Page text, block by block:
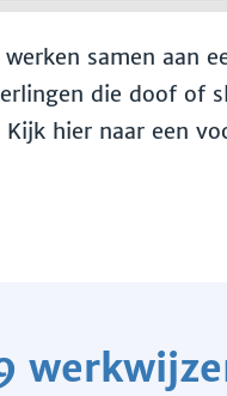
samen aan
die doof of
hier naar een